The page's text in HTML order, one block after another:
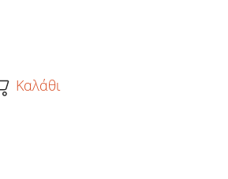
Καλάθι